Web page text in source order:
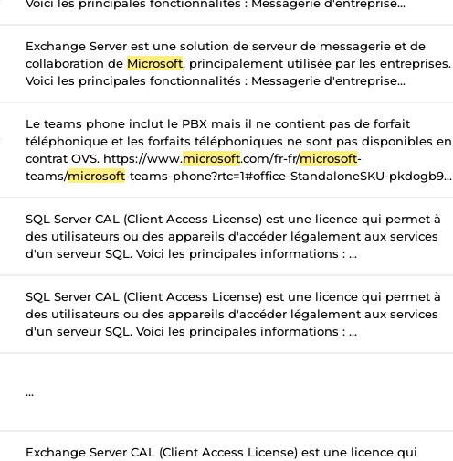
Exchange Server est une solution de serveur de messagerie et de
collaboration de Microsoft, principalement utilisée par les entreprises.
Voici les principales fonctionnalités : Messagerie d'entreprise...
Le teams phone inclut le PBX mais il ne contient pas de forfait
téléphonique et les forfaits téléphoniques ne sont pas disponibles en
contrat OVS. https://www.microsoft.com/fr-fr/microsoft-
teams/microsoft-teams-phone?rtc=1#office-StandaloneSKU-pkdogb9...
SQL Server CAL (Client Access License) est une licence qui permet à
des utilisateurs ou des appareils d'accéder légalement aux services
d'un serveur SQL. Voici les principales informations : ...
SQL Server CAL (Client Access License) est une licence qui permet à
des utilisateurs ou des appareils d'accéder légalement aux services
d'un serveur SQL. Voici les principales informations : ...
...
Exchange Server CAL (Client Access License) est une licence qui